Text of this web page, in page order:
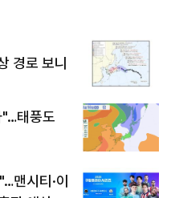
경로 보니
"…태풍도
맨시티·이